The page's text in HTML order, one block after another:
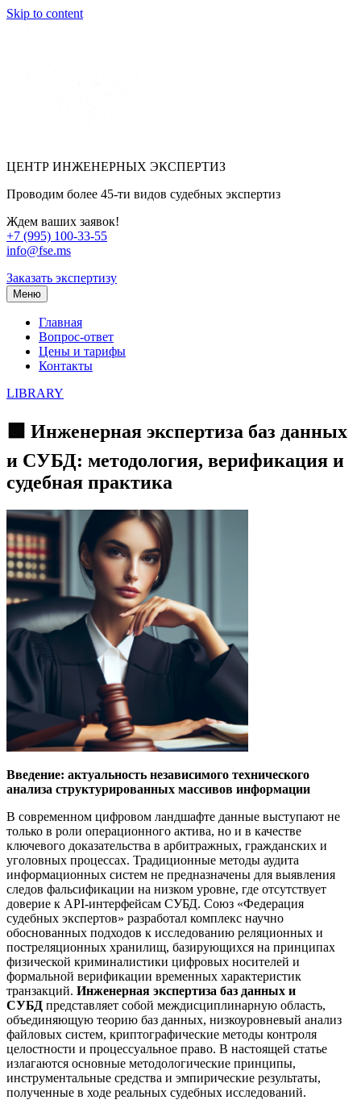
Skip to content
ЦЕНТР ИНЖЕНЕРНЫХ ЭКСПЕРТИЗ
Проводим более 45-ти видов судебных экспертиз
Ждем ваших заявок!
+7 (995) 100-33-55
info@fse.ms
Заказать экспертизу
Меню
Главная
Вопрос-ответ
Цены и тарифы
Контакты
LIBRARY
🟩 Инженерная экспертиза баз данных
и СУБД: методология, верификация и
судебная практика
Введение: актуальность независимого технического
анализа структурированных массивов информации
В современном цифровом ландшафте данные выступают не
только в роли операционного актива, но и в качестве
ключевого доказательства в арбитражных, гражданских и
уголовных процессах. Традиционные методы аудита
информационных систем не предназначены для выявления
следов фальсификации на низком уровне, где отсутствует
доверие к API-интерфейсам СУБД. Союз «Федерация
судебных экспертов» разработал комплекс научно
обоснованных подходов к исследованию реляционных и
постреляционных хранилищ, базирующихся на принципах
физической криминалистики цифровых носителей и
формальной верификации временных характеристик
транзакций. Инженерная экспертиза баз данных и
СУБД представляет собой междисциплинарную область,
объединяющую теорию баз данных, низкоуровневый анализ
файловых систем, криптографические методы контроля
целостности и процессуальное право. В настоящей статье
излагаются основные методологические принципы,
инструментальные средства и эмпирические результаты,
полученные в ходе реальных судебных исследований.